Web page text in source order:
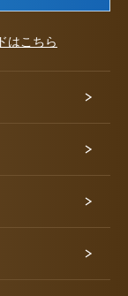
はこちら